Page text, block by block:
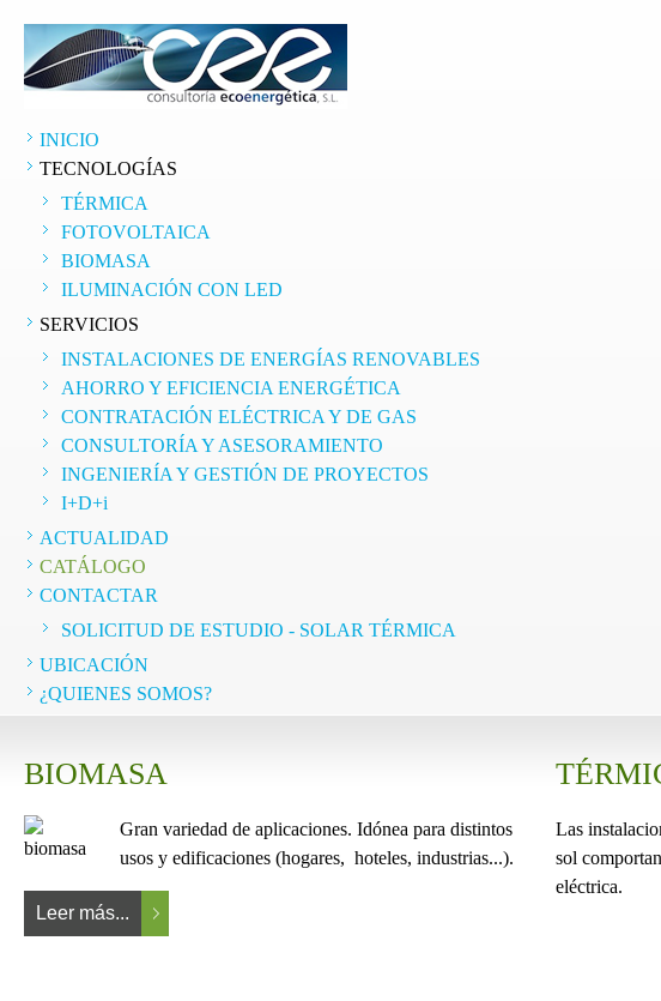
INICIO
TECNOLOGÍAS
TÉRMICA
FOTOVOLTAICA
BIOMASA
ILUMINACIÓN CON LED
SERVICIOS
INSTALACIONES DE ENERGÍAS RENOVABLES
AHORRO Y EFICIENCIA ENERGÉTICA
CONTRATACIÓN ELÉCTRICA Y DE GAS
CONSULTORÍA Y ASESORAMIENTO
INGENIERÍA Y GESTIÓN DE PROYECTOS
I+D+i
ACTUALIDAD
CATÁLOGO
CONTACTAR
SOLICITUD DE ESTUDIO - SOLAR TÉRMICA
UBICACIÓN
¿QUIENES SOMOS?
BIOMASA
Gran variedad de aplicaciones. Idónea para distintos
usos y edificaciones (hogares, hoteles, industrias...).
Leer más...
Las
sol
eléctrica.